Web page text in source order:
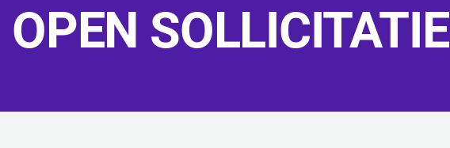
Woningbouw
Bedrijfshallen
OPEN SOLLICITATIE